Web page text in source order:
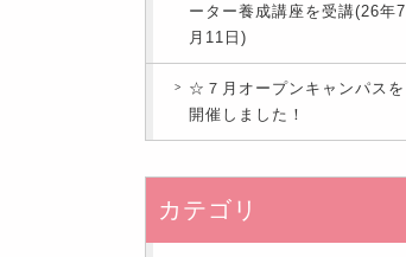
ーター養成講座を受講(26年7
月11日)
☆７月オープンキャンパスを
開催しました！
カテゴリ